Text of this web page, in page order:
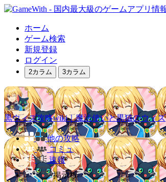
ホーム
ゲーム検索
新規登録
ログイン
2カラム 3カラム
黒ウィズ攻略wiki｜魔法使いと黒猫のウィズ
他の攻略
コミュ
速報
掲示板